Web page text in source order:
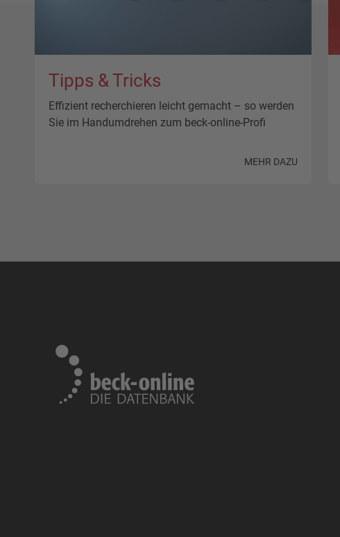
Tipps & Tricks
Effizient recherchieren leicht gemacht – so werden
Sie im Handumdrehen zum beck-online-Profi
MEHR DAZU